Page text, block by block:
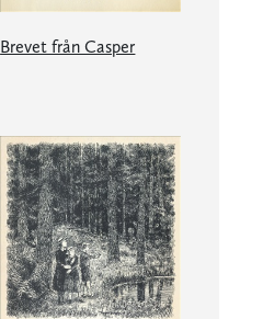
Brevet från Casper